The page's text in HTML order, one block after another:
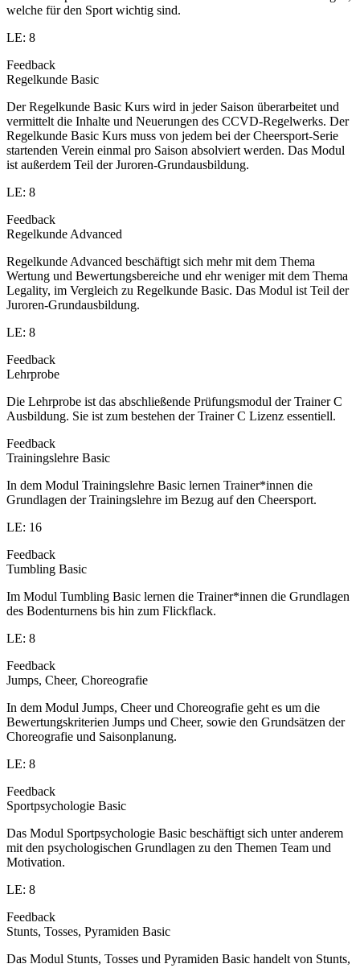
welche für den Sport wichtig sind.
LE: 8
Feedback
Regelkunde Basic
Der Regelkunde Basic Kurs wird in jeder Saison überarbeitet und
vermittelt die Inhalte und Neuerungen des CCVD-Regelwerks. Der
Regelkunde Basic Kurs muss von jedem bei der Cheersport-Serie
startenden Verein einmal pro Saison absolviert werden. Das Modul
ist außerdem Teil der Juroren-Grundausbildung.
LE: 8
Feedback
Regelkunde Advanced
Regelkunde Advanced beschäftigt sich mehr mit dem Thema
Wertung und Bewertungsbereiche und ehr weniger mit dem Thema
Legality, im Vergleich zu Regelkunde Basic. Das Modul ist Teil der
Juroren-Grundausbildung.
LE: 8
Feedback
Lehrprobe
Die Lehrprobe ist das abschließende Prüfungsmodul der Trainer C
Ausbildung. Sie ist zum bestehen der Trainer C Lizenz essentiell.
Feedback
Trainingslehre Basic
In dem Modul Trainingslehre Basic lernen Trainer*innen die
Grundlagen der Trainingslehre im Bezug auf den Cheersport.
LE: 16
Feedback
Tumbling Basic
Im Modul Tumbling Basic lernen die Trainer*innen die Grundlagen
des Bodenturnens bis hin zum Flickflack.
LE: 8
Feedback
Jumps, Cheer, Choreografie
In dem Modul Jumps, Cheer und Choreografie geht es um die
Bewertungskriterien Jumps und Cheer, sowie den Grundsätzen der
Choreografie und Saisonplanung.
LE: 8
Feedback
Sportpsychologie Basic
Das Modul Sportpsychologie Basic beschäftigt sich unter anderem
mit den psychologischen Grundlagen zu den Themen Team und
Motivation.
LE: 8
Feedback
Stunts, Tosses, Pyramiden Basic
Das Modul Stunts, Tosses und Pyramiden Basic handelt von Stunts,